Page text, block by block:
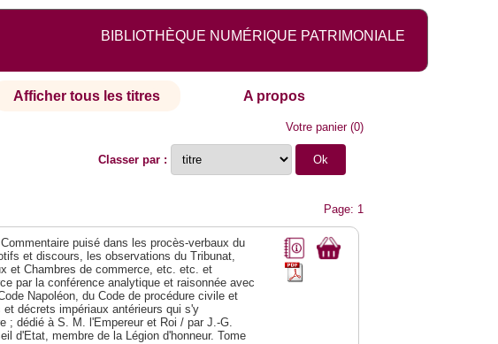
BIBLIOTHÈQUE NUMÉRIQUE PATRIMONIALE
Afficher tous les titres A propos
Votre panier(0)
Classer par :
Page: 1
puisé dans les procès-verbaux du
et discours, les observations du Tribunat,
et Chambres de commerce, etc. etc. et
par la conférence analytique et raisonnée avec
Napoléon, du Code de procédure civile et
décrets impériaux antérieurs qui s'y
; dédié à S. M. l'Empereur et Roi / par J.-G.
d'Etat, membre de la Légion d'honneur. Tome